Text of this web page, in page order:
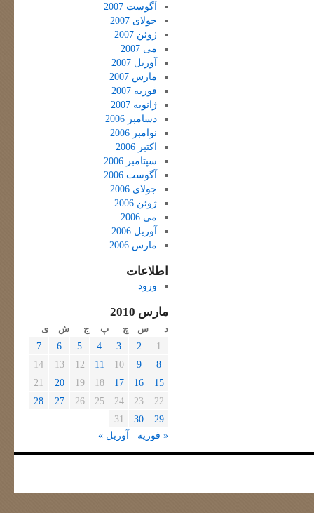
آگوست 2007
جولای 2007
ژوئن 2007
می 2007
آوریل 2007
مارس 2007
فوریه 2007
ژانویه 2007
دسامبر 2006
نوامبر 2006
اکتبر 2006
سپتامبر 2006
آگوست 2006
جولای 2006
ژوئن 2006
می 2006
آوریل 2006
مارس 2006
اطلاعات
ورود
مارس 2010
د س چ پ ج ش ی
1
2
3
4
5
6
7
8
9
10
11
12
13
14
15
16
17
18
19
20
21
22
23
24
25
26
27
28
29
30
31
« فوریه
آوریل »